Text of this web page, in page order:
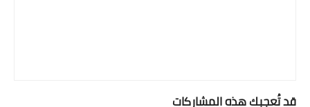
قد تُعجبك هذه المشاركات